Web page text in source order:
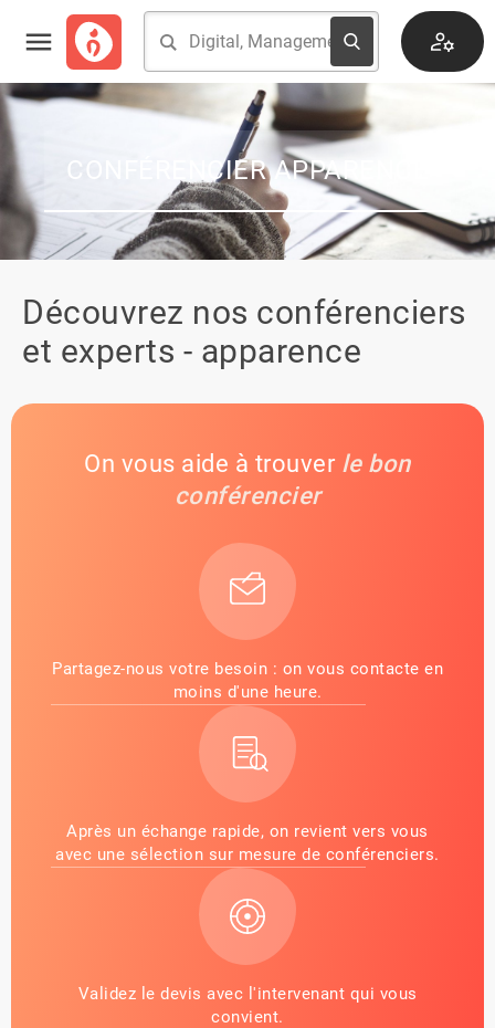
CONFÉRENCIER APPARENCE
Découvrez nos conférenciers
et experts - apparence
On vous aide à trouver le bon
conférencier
Partagez-nous votre besoin : on vous contacte en
moins d'une heure.
Après un échange rapide, on revient vers vous
avec une sélection sur mesure de conférenciers.
Validez le devis avec l'intervenant qui vous
convient.